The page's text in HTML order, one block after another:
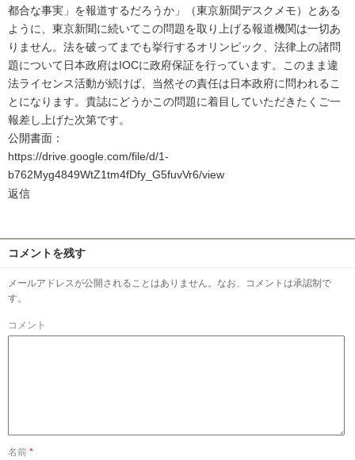
都合な事実」を報道するだろうか」（東京新聞デスクメモ）とある
ように、東京新聞に続いてこの問題を取り上げる報道機関は一切あ
りません。法を破ってまでも挙行するオリンピック、法律上の諸問
題について日本政府はIOCに政府保証を行っています。このまま違
法ライセンス活動が続けば、当然その責任は日本政府に問われるこ
とになります。貴誌にどうかこの問題に着目していただきたくご一
報差し上げた次第です。
公開書面：
https://drive.google.com/file/d/1-
b762Myg4849WtZ1tm4fDfy_G5fuvVr6/view
返信
コメントを残す
メールアドレスが公開されることはありません。なお、コメントは承認制で
す。
コメント
名前 *